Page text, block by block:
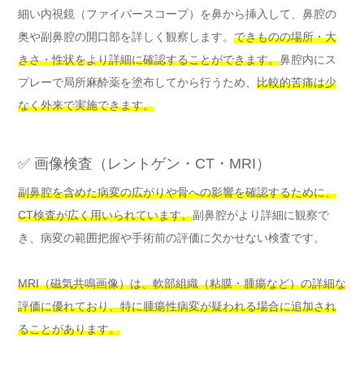
細い内視鏡（ファイバースコープ）を鼻から挿入して、鼻腔の
奥や副鼻腔の開口部を詳しく観察します。 できものの場所・大
きさ・性状をより詳細に確認することができます。鼻腔内にス
プレーで局所麻酔薬を塗布してから行うため、 比較的苦痛は少
なく外来で実施できます。
✅ 画像検査（レントゲン・CT・MRI）
副鼻腔を含めた病変の広がりや骨への影響を確認するために、
CT検査が広く用いられています。副鼻腔がより詳細に観察で
き、病変の範囲把握や手術前の評価に欠かせない検査です。
MRI（磁気共鳴画像）は、軟部組織（粘膜・腫瘍など）の詳細な
評価に優れており、特に腫瘍性病変が疑われる場合に追加され
ることがあります。